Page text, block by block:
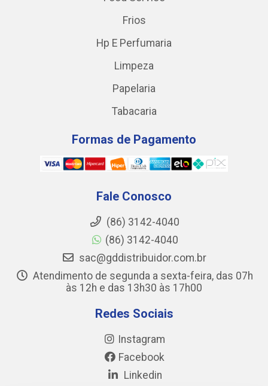
Frios
Hp E Perfumaria
Limpeza
Papelaria
Tabacaria
Formas de Pagamento
Fale Conosco
(86) 3142-4040
(86) 3142-4040
sac@gddistribuidor.com.br
Atendimento de segunda a sexta-feira, das 07h
às 12h e das 13h30 às 17h00
Redes Sociais
Instagram
Facebook
Linkedin